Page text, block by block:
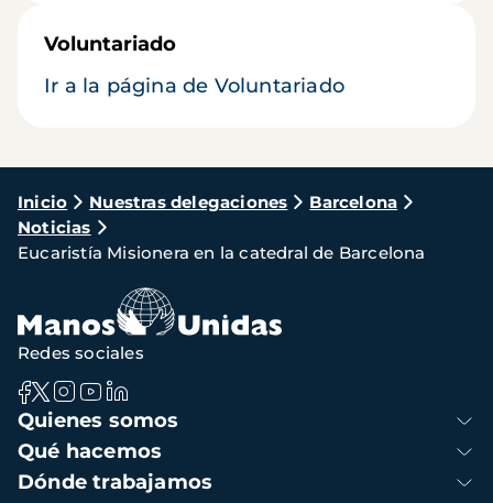
Voluntariado
Ir a la página de Voluntariado
Ruta
de
navegación
Inicio Nuestras delegaciones
Barcelona
Noticias
Eucaristía Misionera en la catedral de Barcelona
Navegación
principal
Quienes somos
Qué hacemos
Dónde trabajamos
Redes sociales